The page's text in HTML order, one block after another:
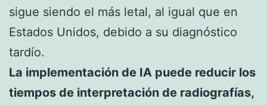
sigue siendo el más letal, al igual que en
Estados Unidos, debido a su diagnóstico
tardío.
La implementación de IA puede reducir los
tiempos de interpretación de radiografías,